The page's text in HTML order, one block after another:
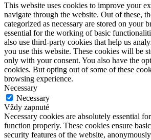
This website uses cookies to improve your
navigate through the website. Out of these,
categorized as necessary are stored on your
essential for the working of basic
also use third-party cookies that help us
you use this website. These cookies will be
only with your consent. You also have the
cookies. But opting out of some of these
browsing experience.
Necessary
Necessary
Vždy zapnuté
Necessary cookies are absolutely essential
function properly. These cookies ensure
security features of the website,